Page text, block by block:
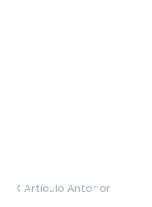
Artículo Anterior